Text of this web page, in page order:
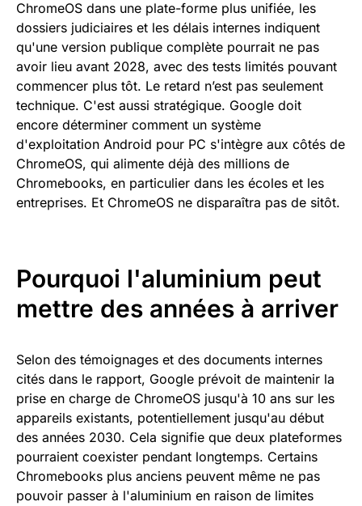
ChromeOS dans une plate-forme plus unifiée, les
dossiers judiciaires et les délais internes indiquent
qu'une version publique complète pourrait ne pas
avoir lieu avant 2028, avec des tests limités pouvant
commencer plus tôt. Le retard n’est pas seulement
technique. C'est aussi stratégique. Google doit
encore déterminer comment un système
d'exploitation Android pour PC s'intègre aux côtés de
ChromeOS, qui alimente déjà des millions de
Chromebooks, en particulier dans les écoles et les
entreprises. Et ChromeOS ne disparaîtra pas de sitôt.
Pourquoi l'aluminium peut
mettre des années à arriver
Selon des témoignages et des documents internes
cités dans le rapport, Google prévoit de maintenir la
prise en charge de ChromeOS jusqu'à 10 ans sur les
appareils existants, potentiellement jusqu'au début
des années 2030. Cela signifie que deux plateformes
pourraient coexister pendant longtemps. Certains
Chromebooks plus anciens peuvent même ne pas
pouvoir passer à l'aluminium en raison de limites